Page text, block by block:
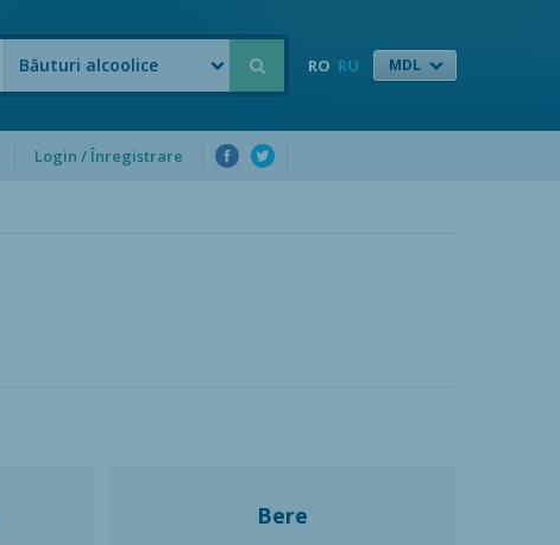
Băuturi alcoolice RO RU MDL
Login / Înregistrare
Bere